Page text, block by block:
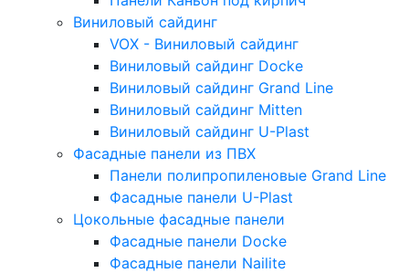
Виниловый сайдинг
VOX - Виниловый сайдинг
Виниловый сайдинг Docke
Виниловый сайдинг Grand Line
Виниловый сайдинг Mitten
Виниловый сайдинг U-Plast
Фасадные панели из ПВХ
Панели полипропиленовые Grand Line
Фасадные панели U-Plast
Цокольные фасадные панели
Фасадные панели Docke
Фасадные панели Nailite